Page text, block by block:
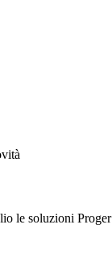
le soluzioni Proger